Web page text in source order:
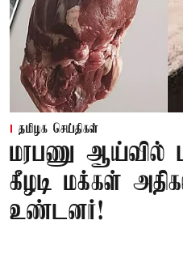
தமிழக செய்திகள்
மரபணு ஆய்வில்
கீழடி மக்கள்
உண்டனர்!